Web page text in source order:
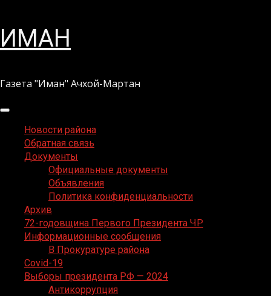
Перейти
кИМАН
Газета "Иман" Ачхой-Мартан
Основное
менюНовости района
Обратная связь
Документы
Официальные документы
Объявления
Политика конфиденциальности
Архив
72-годовщина Первого Президента ЧР
Информационные сообщения
В Прокуратуре района
Covid-19
Выборы президента РФ — 2024
Антикоррупция